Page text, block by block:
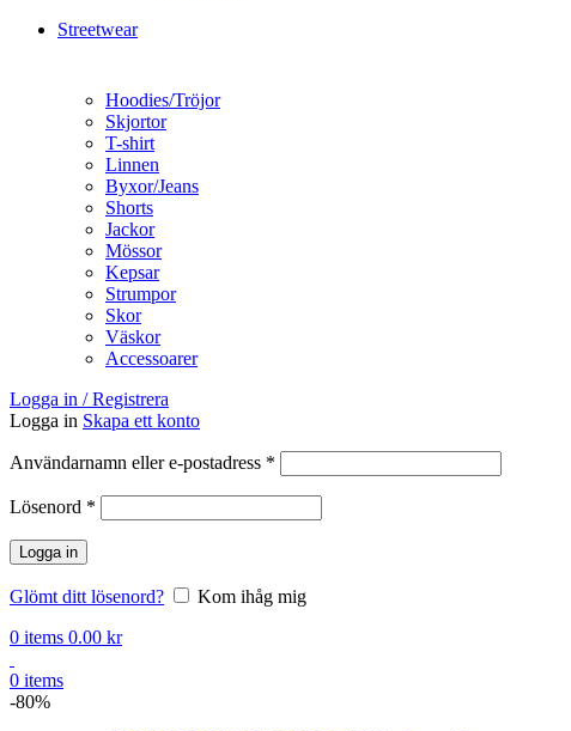
Streetwear
Hoodies/Tröjor
Skjortor
T-shirt
Linnen
Byxor/Jeans
Shorts
Jackor
Mössor
Kepsar
Strumpor
Skor
Väskor
Accessoarer
Logga in / Registrera
Logga in Skapa ett konto
Användarnamn eller e-postadress *
Lösenord *
Logga in
Glömt ditt lösenord?
Kom ihåg mig
0 items 0.00 kr
0 items
-80%